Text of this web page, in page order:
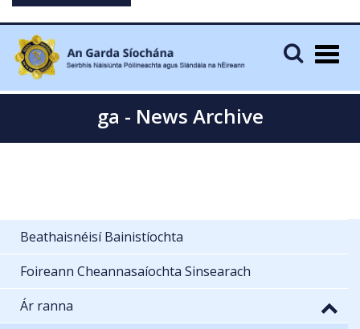
ga - News Archive
Beathaisnéisí Bainistíochta
Foireann Cheannasaíochta Sinsearach
Ár ranna